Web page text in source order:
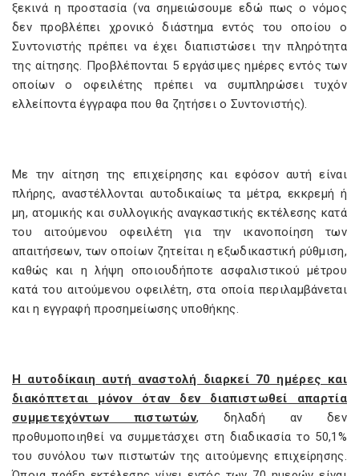
ξεκινά η προστασία (να σημειώσουμε εδώ πως ο νόμος
δεν προβλέπει χρονικό διάστημα εντός του οποίου ο
Συντονιστής πρέπει να έχει διαπιστώσει την πληρότητα
της αίτησης. Προβλέπονται 5 εργάσιμες ημέρες εντός των
οποίων ο οφειλέτης πρέπει να συμπληρώσει τυχόν
ελλείποντα έγγραφα που θα ζητήσει ο Συντονιστής).
Με την αίτηση της επιχείρησης και εφόσον αυτή είναι
πλήρης, αναστέλλονται αυτοδικαίως τα μέτρα, εκκρεμή ή
μη, ατομικής και συλλογικής αναγκαστικής εκτέλεσης κατά
του αιτούμενου οφειλέτη για την ικανοποίηση των
απαιτήσεων, των οποίων ζητείται η εξωδικαστική ρύθμιση,
καθώς και η λήψη οποιουδήποτε ασφαλιστικού μέτρου
κατά του αιτούμενου οφειλέτη, στα οποία περιλαμβάνεται
και η εγγραφή προσημείωσης υποθήκης.
Η αυτοδίκαιη αυτή αναστολή διαρκεί 70 ημέρες και
διακόπτεται μόνον όταν δεν διαπιστωθεί απαρτία
συμμετεχόντων πιστωτών, δηλαδή αν δεν
προθυμοποιηθεί να συμμετάσχει στη διαδικασία το 50,1%
του συνόλου των πιστωτών της αιτούμενης επιχείρησης.